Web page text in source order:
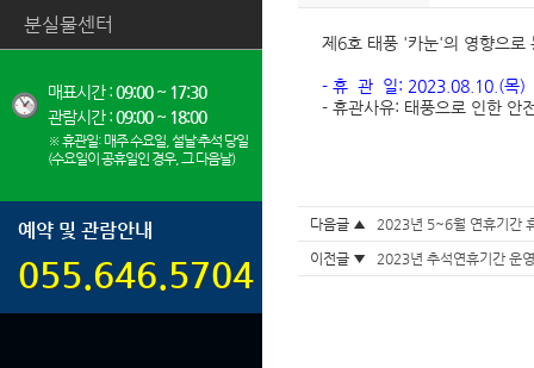
분실물센터
매표시간 :09:00 ~ 17:30
관람시간 :09:00 ~ 18:00
※ 휴관일: 매주 수요일, 설날·추석 당일
(수요일이 공휴일인 경우, 그 다음날)
예약 및 관람안내
055.646.5704
제6호 태풍 '카눈'의 영향으로
- 휴 관 일: 2023.08.10.(목)
- 휴관사유: 태풍으로 인한 안
다음글 ▲ 2023년 5~6월 연휴기간
이전글 ▼ 2023년 추석연휴기간 운